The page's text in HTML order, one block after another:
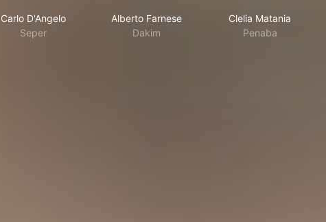
Carlo D'Angelo
Seper
Alberto Farnese
Dakim
Clelia Matania
Penaba